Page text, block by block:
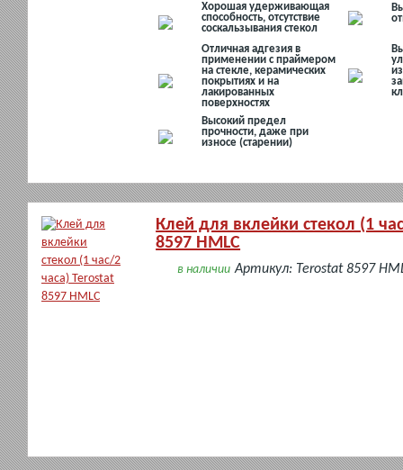
Хорошая удерживающая
способность, отсутствие
соскальзывания стекол
Отличная адгезия в
применении с праймером
на стекле, керамических
покрытиях и на
лакированных
поверхностях
Высокий предел
прочности, даже при
износе (старении)
Клей для вклейки стекол (1
8597 HMLC
в наличии Артикул: Terostat 8597